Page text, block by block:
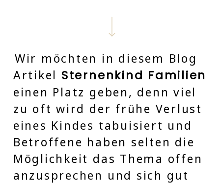
Wir möchten in diesem Blog
Artikel Sternenkind Familien
einen Platz geben, denn viel
zu oft wird der frühe Verlust
eines Kindes tabuisiert und
Betroffene haben selten die
Möglichkeit das Thema offen
anzusprechen und sich gut